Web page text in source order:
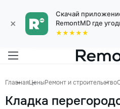
×
Скачай
RemontMD где
★★★★★
ГлавнаяЦеныРемонт и строительство
Кладка